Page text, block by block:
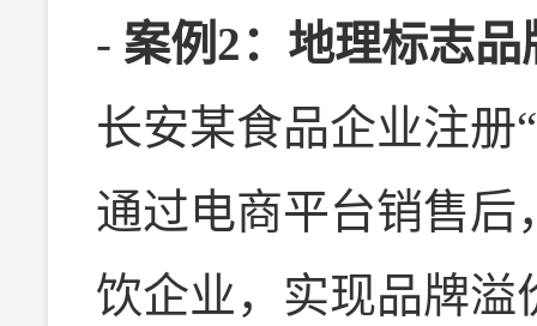
- 案例2：地理标志品
长安某食品企业注册
通过电商平台销售后
饮企业，实现品牌溢